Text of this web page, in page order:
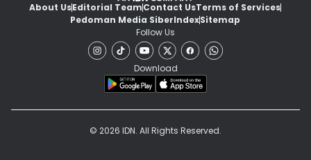
About UsEditorial TeamContact UsTerms of Services
Pedoman Media SiberIndexSitemap
Follow Us
Download
© 2026 IDN. All Rights Reserved.